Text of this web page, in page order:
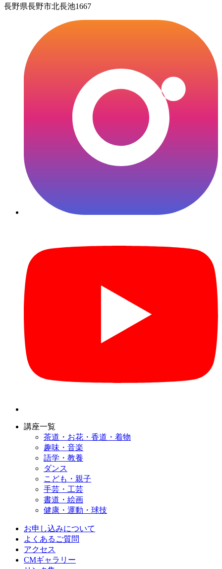
長野県長野市北長池1667
講座一覧
茶道・お花・香道・着物
趣味・音楽
語学・教養
ダンス
こども・親子
手芸・工芸
書道・絵画
健康・運動・球技
お申し込みについて
よくあるご質問
アクセス
CMギャラリー